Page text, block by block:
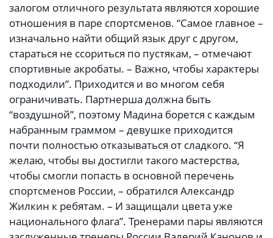
залогом отличного результата являются хорошие
отношения в паре спортсменов. “Самое главное –
изначально найти общий язык друг с другом,
стараться не ссориться по пустякам, – отмечают
спортивные акробаты. – Важно, чтобы характеры
подходили”. Приходится и во многом себя
ограничивать. Партнерша должна быть
“воздушной”, поэтому Мадина борется с каждым
набранным граммом – девушке приходится
почти полностью отказываться от сладкого. “Я
желаю, чтобы вы достигли такого мастерства,
чтобы смогли попасть в основной перечень
спортсменов России, – обратился Александр
Жилкин к ребятам. – И защищали цвета уже
национального флага”. Тренерами пары являются